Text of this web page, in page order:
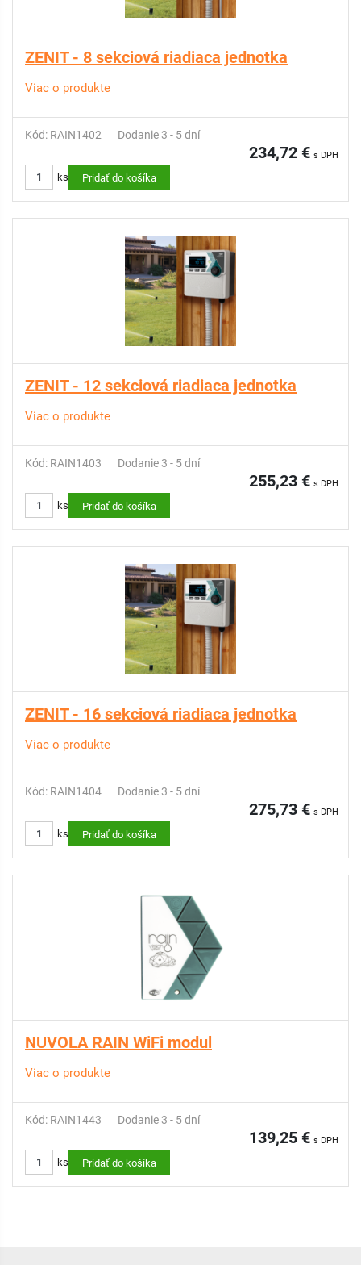
ZENIT - 8 sekciová riadiaca jednotka
Viac o produkte
Kód: RAIN1402 Dodanie 3 - 5 dní
234,72 € s DPH
ks Pridať do košíka
ZENIT - 12 sekciová riadiaca jednotka
Viac o produkte
Kód: RAIN1403 Dodanie 3 - 5 dní
255,23 € s DPH
ks Pridať do košíka
ZENIT - 16 sekciová riadiaca jednotka
Viac o produkte
Kód: RAIN1404 Dodanie 3 - 5 dní
275,73 € s DPH
ks Pridať do košíka
NUVOLA RAIN WiFi modul
Viac o produkte
Kód: RAIN1443 Dodanie 3 - 5 dní
139,25 € s DPH
ks Pridať do košíka